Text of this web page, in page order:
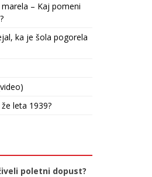
– Kaj pomeni
ka je šola pogorela
leta 1939?
poletni dopust?